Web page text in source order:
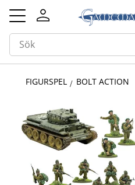
Meny
FIGURSPEL BOLT ACTION